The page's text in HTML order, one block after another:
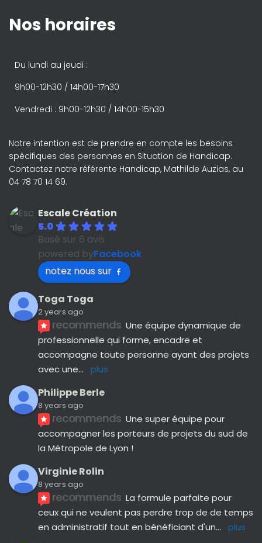
Nos horaires
Du lundi au jeudi :
9h00-12h30 / 14h00-17h30
Vendredi : 9h00-12h30 / 14h00-15h30
Notre intention est de prendre en compte les besoins
spécifiques des personnes en Situation de Handicap.
Contactez notre référente Handicap, Mathilde Auzias, au
04 78 70 14 69.
Escale Création
5.0
Basé sur 6 avis
powered byFacebook
notez nous sur
Toga Toga
2 years ago
recommends Une équipe dynamique de
professionnelle qui forme, encadre et
accompagne toute personne ayant des projets
avec une... plus
Philippe Berle
8 years ago
recommends Une super équipe pour
accompagner les porteurs de projets du sud de
la Métropole de Lyon !
Virginie Rolin
8 years ago
recommends La formule parfaite pour
ceux qui ne veulent pas perdre trop de de temps
en administratif tout en bénéficiant d'un... plus